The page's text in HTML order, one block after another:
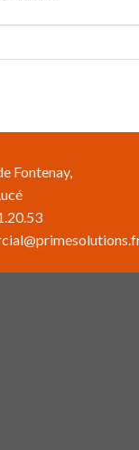
Fontenay,